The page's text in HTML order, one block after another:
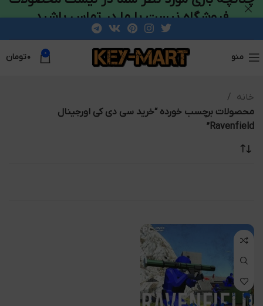
منو 0 ۰تومان
خانه
محصولات برچسب خورده “خرید سی دی کی اورجینال
Ravenfield”
فروشگاه نیست با ما در تماس باشید